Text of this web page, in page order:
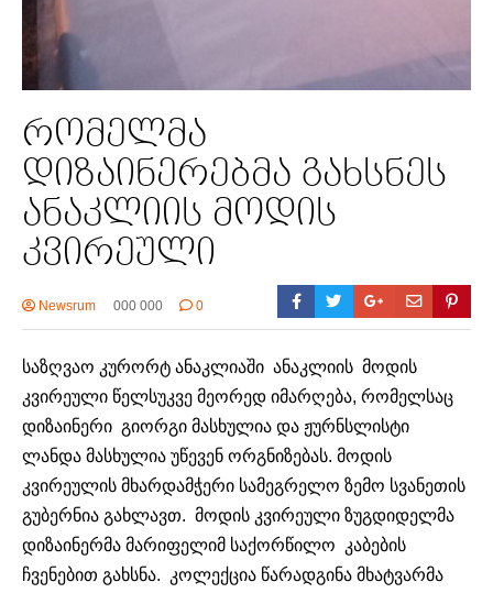
რომელმა
დიზაინერებმა გახსნეს
ანაკლიის მოდის
კვირეული
Newsrum 000 000 0
საზღვაო კურორტ ანაკლიაში ანაკლიის მოდის
კვირეული წელსუკვე მეორედ იმარღება, რომელსაც
დიზაინერი გიორგი მასხულია და ჟურნსლისტი
ლანდა მასხულია უწევენ ორგნიზებას. მოდის
კვირეულის მხარდამჭერი სამეგრელო ზემო სვანეთის
გუბერნია გახლავთ. მოდის კვირეული ზუგდიდელმა
დიზაინერმა მარიფელიმ საქორწილო კაბების
ჩვენებით გახსნა. კოლექცია წარადგინა მხატვარმა